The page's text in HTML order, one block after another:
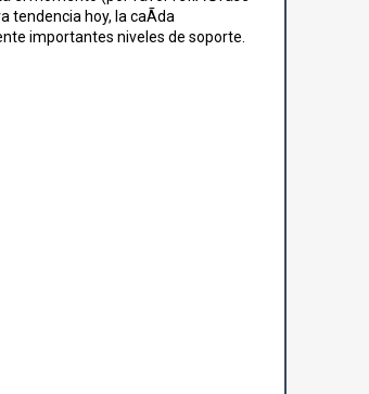
tendencia hoy, la caÃ­da
importantes niveles de soporte.